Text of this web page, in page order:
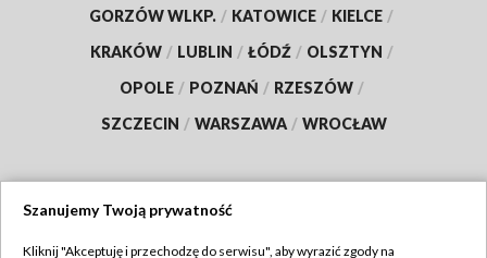
GORZÓW WLKP. / KATOWICE / KIELCE /
KRAKÓW / LUBLIN / ŁÓDŹ / OLSZTYN /
OPOLE / POZNAŃ / RZESZÓW /
SZCZECIN / WARSZAWA / WROCŁAW
Szanujemy Twoją prywatność
Kliknij "Akceptuję i przechodzę do serwisu", aby wyrazić zgody na